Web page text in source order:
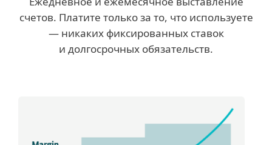
счетов. Платите только за то, что используете
— никаких фиксированных ставок
и долгосрочных обязательств.